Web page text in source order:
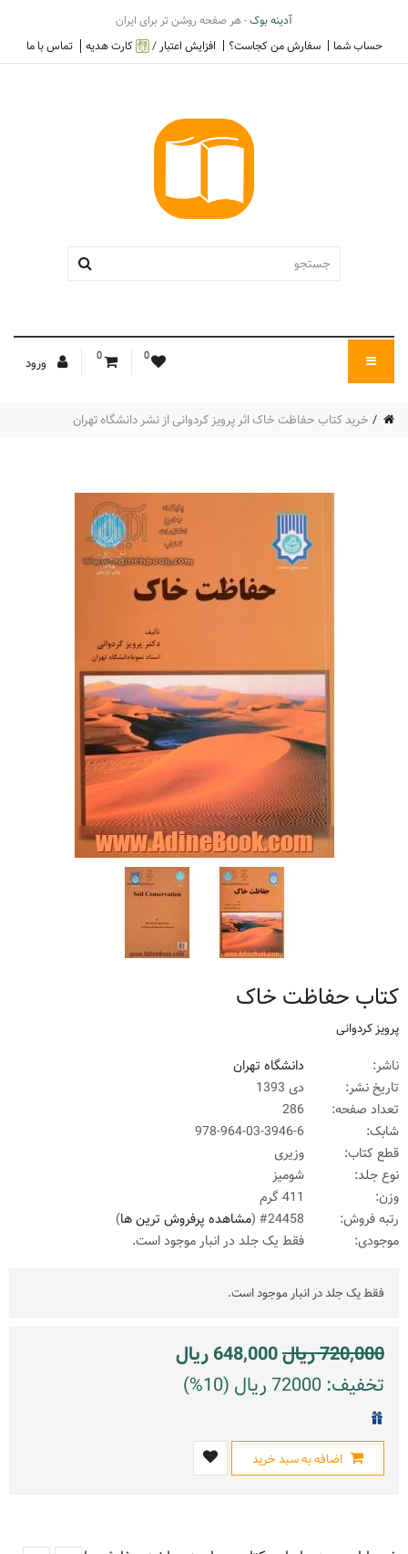
آدینه بوک- هر صفحه روشن تر برای ایران
حساب شما
سفارش من کجاست؟ افزایش اعتبار / کارت هدیه تماس با ما
0
0 ورود
خرید کتاب حفاظت خاک اثر پرویز کردوانی از نشر دانشگاه تهران
کتاب حفاظت خاک
پرویز کردوانی
ناشر:
دانشگاه تهران
تاریخ نشر:
دی 1393
تعداد صفحه:
شابک:
978-964-03-3946-6
قطع کتاب:
وزیری
نوع جلد:
شومیز
وزن:
رتبه فروش:
#24458 ( مشاهده پرفروش ترین ها)
موجودی:
فقط یک جلد در انبار موجود است.
فقط یک جلد در انبار موجود است.
720,000ریال648,000ریال
تخفیف: 72000 ریال (10%)
اضافه به سبد خرید